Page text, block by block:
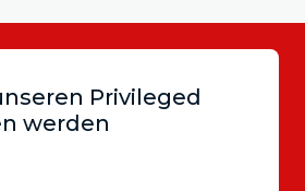
Privileged
werden